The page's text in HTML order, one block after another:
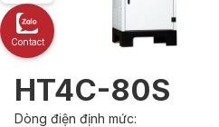
Contact
HT4C-80S
Dòng điện định mức: